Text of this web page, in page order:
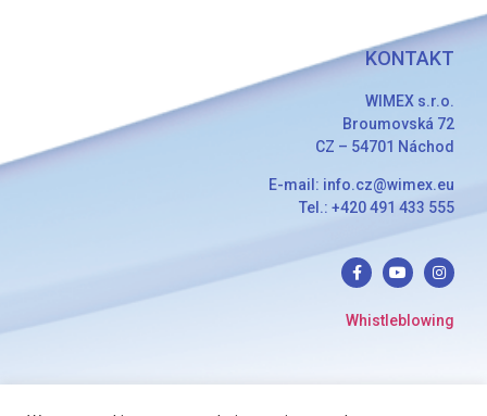
KONTAKT
WIMEX s.r.o.
Broumovská 72
CZ – 54701 Náchod
E-mail: info.cz@wimex.eu
Tel.: +420 491 433 555
Whistleblowing